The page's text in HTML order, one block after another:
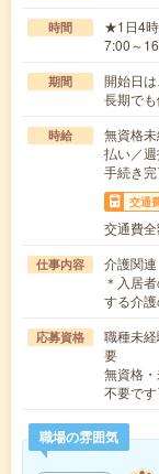
時間
★1日4時
7:00～
期間
開始日
長期でも
時給
無資格
払い／
手続き完
交通
交通費
仕事内容
介護関連
＊入居
する介
応募資格
職種未
要
無資格
不要で
職場の雰囲気